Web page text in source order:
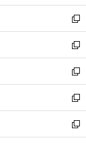
ウ
で
開
く
ン
ド
ウ
で
開
く
新
し
い
ウ
ィ
ン
ド
ウ
で
開
新
し
い
ウ
ィ
ン
ド
ウ
新
し
い
ウ
ィ
ン
新
し
い
ウ
新
し